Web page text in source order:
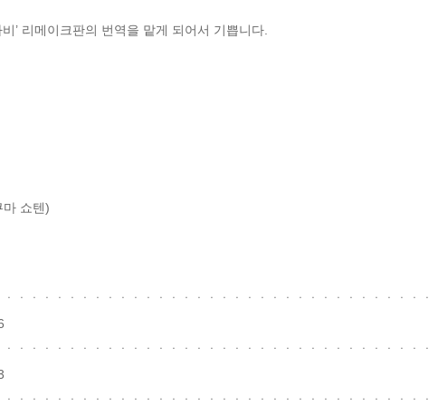
’ 리메이크판의 번역을 맡게 되어서 기쁩니다.
쇼텐)
ㆍㆍㆍㆍㆍㆍㆍㆍㆍㆍㆍㆍㆍㆍㆍㆍㆍㆍㆍㆍㆍㆍㆍㆍㆍㆍㆍㆍㆍㆍㆍㆍㆍ
ㆍㆍㆍㆍㆍㆍㆍㆍㆍㆍㆍㆍㆍㆍㆍㆍㆍㆍㆍㆍㆍㆍㆍㆍㆍㆍㆍㆍㆍㆍㆍㆍㆍ
ㆍㆍㆍㆍㆍㆍㆍㆍㆍㆍㆍㆍㆍㆍㆍㆍㆍㆍㆍㆍㆍㆍㆍㆍㆍㆍㆍㆍㆍㆍㆍㆍㆍ